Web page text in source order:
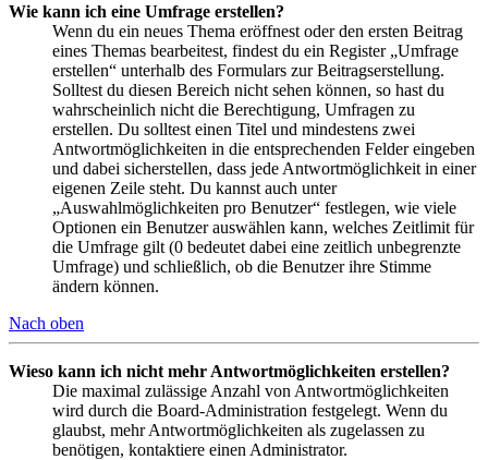
Wie kann ich eine Umfrage erstellen?
Wenn du ein neues Thema eröffnest oder den ersten Beitrag
eines Themas bearbeitest, findest du ein Register „Umfrage
erstellen“ unterhalb des Formulars zur Beitragserstellung.
Solltest du diesen Bereich nicht sehen können, so hast du
wahrscheinlich nicht die Berechtigung, Umfragen zu
erstellen. Du solltest einen Titel und mindestens zwei
Antwortmöglichkeiten in die entsprechenden Felder eingeben
und dabei sicherstellen, dass jede Antwortmöglichkeit in einer
eigenen Zeile steht. Du kannst auch unter
„Auswahlmöglichkeiten pro Benutzer“ festlegen, wie viele
Optionen ein Benutzer auswählen kann, welches Zeitlimit für
die Umfrage gilt (0 bedeutet dabei eine zeitlich unbegrenzte
Umfrage) und schließlich, ob die Benutzer ihre Stimme
ändern können.
Nach oben
Wieso kann ich nicht mehr Antwortmöglichkeiten erstellen?
Die maximal zulässige Anzahl von Antwortmöglichkeiten
wird durch die Board-Administration festgelegt. Wenn du
glaubst, mehr Antwortmöglichkeiten als zugelassen zu
benötigen, kontaktiere einen Administrator.